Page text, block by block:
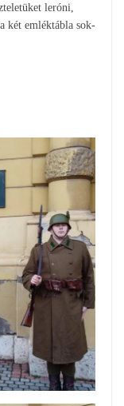
leróni,
két emléktábla sok-